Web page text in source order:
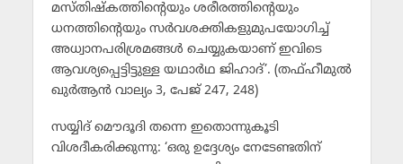
മസ്തിഷ്‌കത്തിന്റെയും ശരീരത്തിന്റെയും
ധനത്തിന്റെയും സര്‍വശക്തികളുമുപയോഗിച്ച്
അധ്വാനപരിശ്രമങ്ങള്‍ ചെയ്യുകയാണ് ഇവിടെ
ആവശ്യപ്പെട്ടിട്ടുള്ള യഥാര്‍ഥ ജിഹാദ്’. (തഫ്ഹീമുല്‍
ഖുര്‍ആന്‍ വാല്യം 3, പേജ് 247, 248)
സയ്യിദ് മൌദൂദി തന്നെ ഇതൊന്നുകൂടി
വിശദീകരിക്കുന്നു: ‘ഒരു ഉദ്ദേശ്യം നേടേണ്ടതിന്